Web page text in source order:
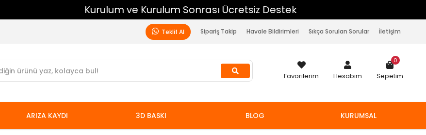
Kurulum ve Kurulum Sonrası Ücretsiz Destek
Teklif Al Sipariş Takip Havale Bildirimleri Sıkça Sorulan Sorular İletişim
Favorilerim Hesabım Sepetim
0
ARIZA KAYDI 3D BASKI BLOG KURUMSAL